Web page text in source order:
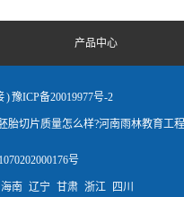
产品中心
)豫ICP备20019977号-2
胎切片质量怎么样?河南雨林教育
号
海南 辽宁 甘肃 浙江 四川